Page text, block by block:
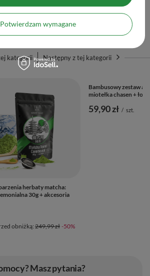
Polecane
kategorii Następny z tej kategorii
herbaty matcha:
30g + akcesoria
obniżką: 249,99 zł -50%
Bambusowy zestaw
miotełka chasen +
59,90 zł / szt.
Masz pytania?
Potwierdzam wymagane